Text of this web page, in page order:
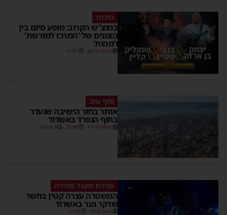
היכונו
במוצ”ש הקרוב: מופע סיום בין
הזמנים של 'המרכז למורשת'
ו'מהות'
מנחם דויטש 11:01
סוף טוב
אותר בחור הישיבה שנעדר
בחוף הנפרד באשדוד
מנחם דויטש 22:08 3 תגובות
סגירת מעגל מהירה
המשטרה עצרה קטין בחשד
שדקר נער באשדוד
משה קאהן 21:59